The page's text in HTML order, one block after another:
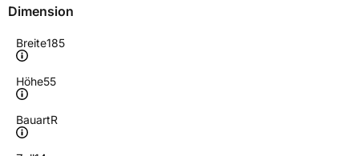
Dimension
Breite185
Höhe55
BauartR